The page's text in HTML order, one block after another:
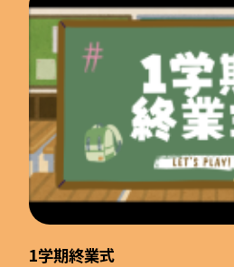
1学期終業式